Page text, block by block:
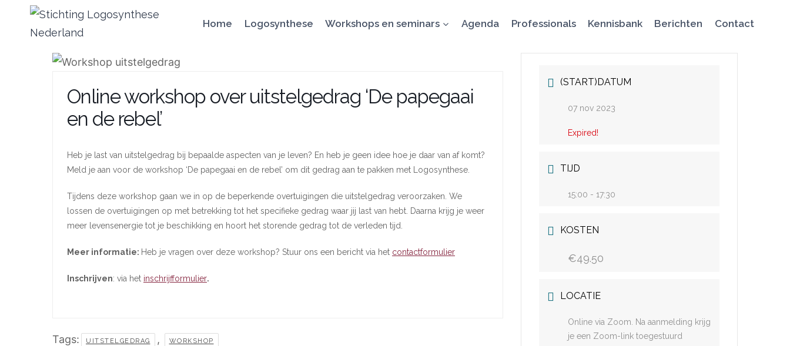
Doorgaan
Home Logosynthese Workshops en seminars Agenda Professionals Kennisbank Berichten Contact
Online workshop over uitstelgedrag ‘De papegaai
en de rebel’
Heb je last van uitstelgedrag bij bepaalde aspecten van je leven? En heb je geen idee hoe je daar van af komt?
Meld je aan voor de workshop ‘De papegaai en de rebel’ om dit gedrag aan te pakken met Logosynthese.
Tijdens deze workshop gaan we in op de beperkende overtuigingen die uitstelgedrag veroorzaken. We
lossen de overtuigingen op met betrekking tot het specifieke gedrag waar jij last van hebt. Daarna krijg je weer
meer levensenergie tot je beschikking en hoort het storende gedrag tot de verleden tijd.
Meer informatie: Heb je vragen over deze workshop? Stuur ons een bericht via het contactformulier
Inschrijven: via het inschrijfformulier.
Tags: UITSTELGEDRAG , WORKSHOP
(START)DATUM
07 nov 2023
Expired!
TIJD
15:00 - 17:30
KOSTEN
€49.50
LOCATIE
Online via Zoom. Na aanmelding krijg
je een Zoom-link toegestuurd